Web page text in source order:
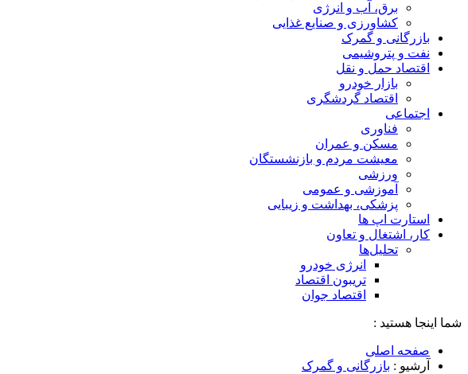
برق، آب و انرژی
کشاورزی و صنایع غذایی
بازرگانی و گمرک
نفت و پتروشیمی
اقتصاد حمل و نقل
بازار خودرو
اقتصاد گردشگری
اجتماعی
فناوری
مسکن و عمران
معیشت مردم و بازنشستگان
ورزشی
آموزشی و عمومی
پزشکی، بهداشت و زیبایی
استارت اپ ها
کار، اشتغال و تعاون
تحلیل‌ها
انرژی خودرو
تریبون اقتصاد
اقتصاد جوان
شما اینجا هستید :
صفحه اصلی
آرشیو : بازرگانی و گمرک